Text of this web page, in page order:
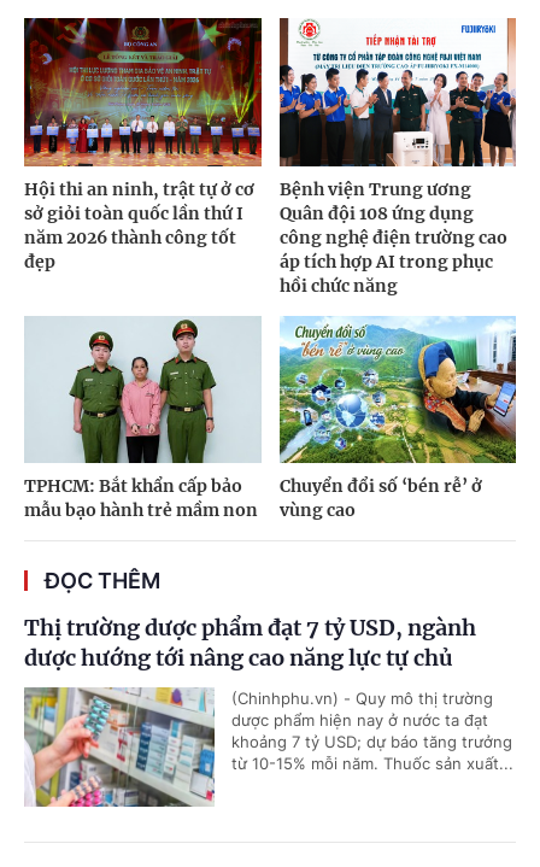
Hội thi an ninh, trật tự ở cơ
sở giỏi toàn quốc lần thứ I
năm 2026 thành công tốt
đẹp
Bệnh viện Trung ương
Quân đội 108 ứng dụng
công nghệ điện trường cao
áp tích hợp AI trong phục
hồi chức năng
TPHCM: Bắt khẩn cấp bảo
mẫu bạo hành trẻ mầm non
Chuyển đổi số ‘bén rễ’ ở
vùng cao
ĐỌC THÊM
Thị trường dược phẩm đạt 7 tỷ USD, ngành
dược hướng tới nâng cao năng lực tự chủ
(Chinhphu.vn) - Quy mô thị trường
dược phẩm hiện nay ở nước ta đạt
khoảng 7 tỷ USD; dự báo tăng trưởng
từ 10-15% mỗi năm. Thuốc sản xuất...